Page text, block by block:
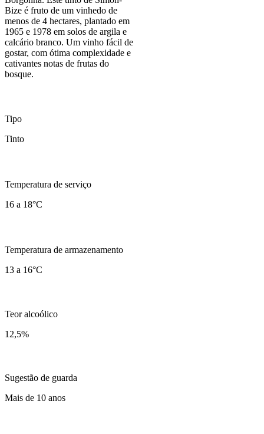
Bize é fruto de um vinhedo de
menos de 4 hectares, plantado em
1965 e 1978 em solos de argila e
calcário branco. Um vinho fácil de
gostar, com ótima complexidade e
cativantes notas de frutas do
bosque.
Tipo
Tinto
Temperatura de serviço
16 a 18°C
Temperatura de armazenamento
13 a 16°C
Teor alcoólico
12,5%
Sugestão de guarda
Mais de 10 anos